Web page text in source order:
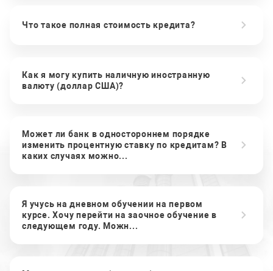
Что такое полная стоимость кредита?
Как я могу купить наличную иностранную
валюту (доллар США)?
Может ли банк в одностороннем порядке
изменить процентную ставку по кредитам? В
каких случаях можно...
Я учусь на дневном обучении на первом
курсе. Хочу перейти на заочное обучение в
следующем году. Можн...